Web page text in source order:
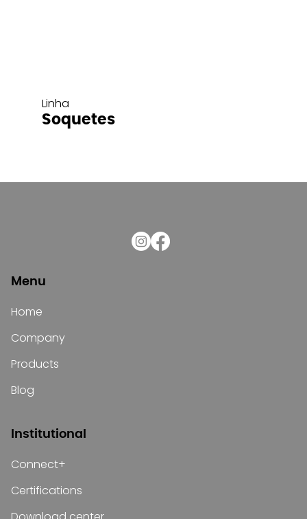
Linha
Soquetes
Menu
Home
Company
Products
Blog
Institutional
Connect+
Certifications